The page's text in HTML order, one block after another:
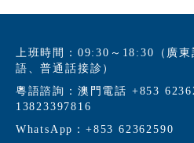
上班時間：09:30～18:30（廣
語、普通話接診）
粵語諮詢：澳門電話 +853
13823397816
WhatsApp：+853 62362590